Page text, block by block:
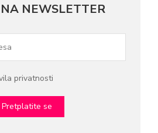
NEWSLETTER
privatnosti